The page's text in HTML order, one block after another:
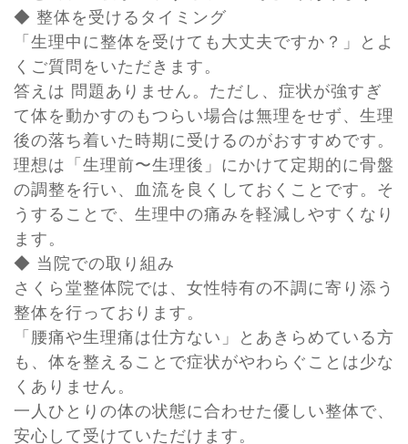
◆ 整体を受けるタイミング
「生理中に整体を受けても大丈夫ですか？」とよ
くご質問をいただきます。
答えは 問題ありません。ただし、症状が強すぎ
て体を動かすのもつらい場合は無理をせず、生理
後の落ち着いた時期に受けるのがおすすめです。
理想は「生理前〜生理後」にかけて定期的に骨盤
の調整を行い、血流を良くしておくことです。そ
うすることで、生理中の痛みを軽減しやすくなり
ます。
◆ 当院での取り組み
さくら堂整体院では、女性特有の不調に寄り添う
整体を行っております。
「腰痛や生理痛は仕方ない」とあきらめている方
も、体を整えることで症状がやわらぐことは少な
くありません。
一人ひとりの体の状態に合わせた優しい整体で、
安心して受けていただけます。